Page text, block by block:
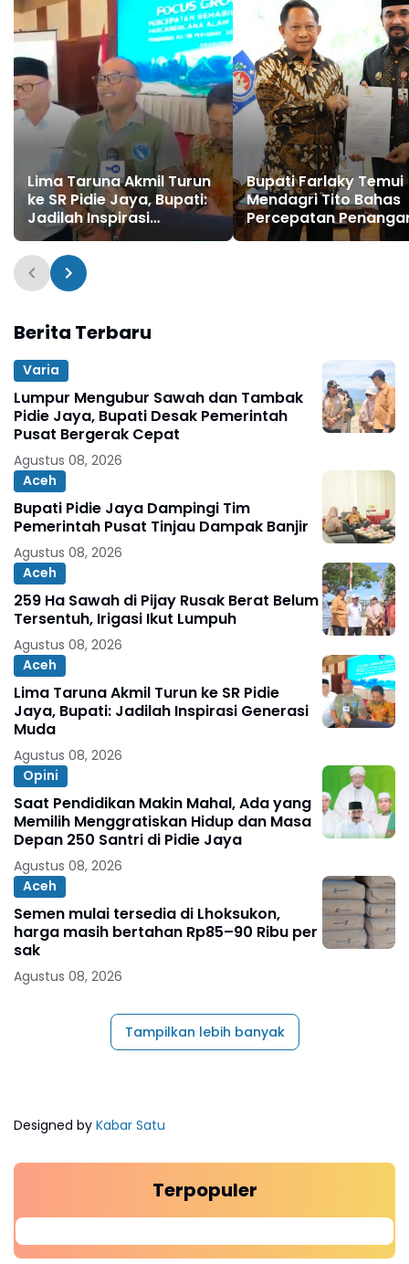
Lima Taruna Akmil Turun
ke SR Pidie Jaya, Bupati:
Jadilah Inspirasi
Generasi Muda
Bupati Farlaky Temui
Mendagri Tito Bahas
Percepatan
Pascabanjir
Berita Terbaru
Varia
Lumpur Mengubur Sawah dan Tambak
Pidie Jaya, Bupati Desak Pemerintah
Pusat Bergerak Cepat
Agustus 08, 2026
Aceh
Bupati Pidie Jaya Dampingi Tim
Pemerintah Pusat Tinjau Dampak Banjir
Agustus 08, 2026
Aceh
259 Ha Sawah di Pijay Rusak Berat Belum
Tersentuh, Irigasi Ikut Lumpuh
Agustus 08, 2026
Aceh
Lima Taruna Akmil Turun ke SR Pidie
Jaya, Bupati: Jadilah Inspirasi Generasi
Muda
Agustus 08, 2026
Opini
Saat Pendidikan Makin Mahal, Ada yang
Memilih Menggratiskan Hidup dan Masa
Depan 250 Santri di Pidie Jaya
Agustus 08, 2026
Aceh
Semen mulai tersedia di Lhoksukon,
harga masih bertahan Rp85–90 Ribu per
sak
Agustus 08, 2026
Tampilkan lebih banyak
Designed by Kabar Satu
Terpopuler